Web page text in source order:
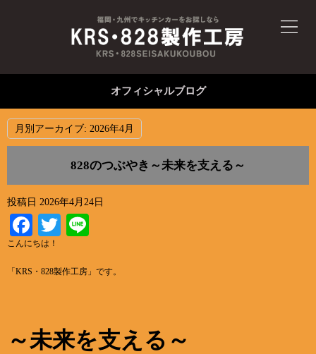
オフィシャルブログ
月別アーカイブ: 2026年4月
828のつぶやき～未来を支える～
投稿日 2026年4月24日
Facebook
Twitter
こんにちは！
「KRS・828製作工房」です。
～未来を支える～